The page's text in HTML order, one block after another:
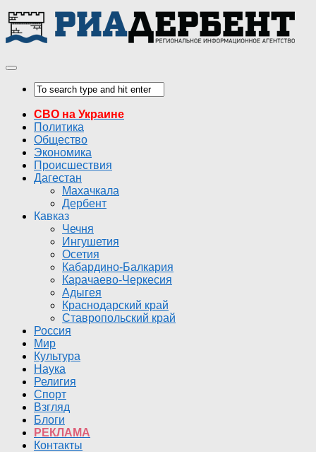
СВО на Украине
Политика
Общество
Экономика
Происшествия
Дагестан
Махачкала
Дербент
Кавказ
Чечня
Ингушетия
Осетия
Кабардино-Балкария
Карачаево-Черкесия
Адыгея
Краснодарский край
Ставропольский край
Россия
Мир
Культура
Наука
Религия
Спорт
Взгляд
Блоги
РЕКЛАМА
Контакты